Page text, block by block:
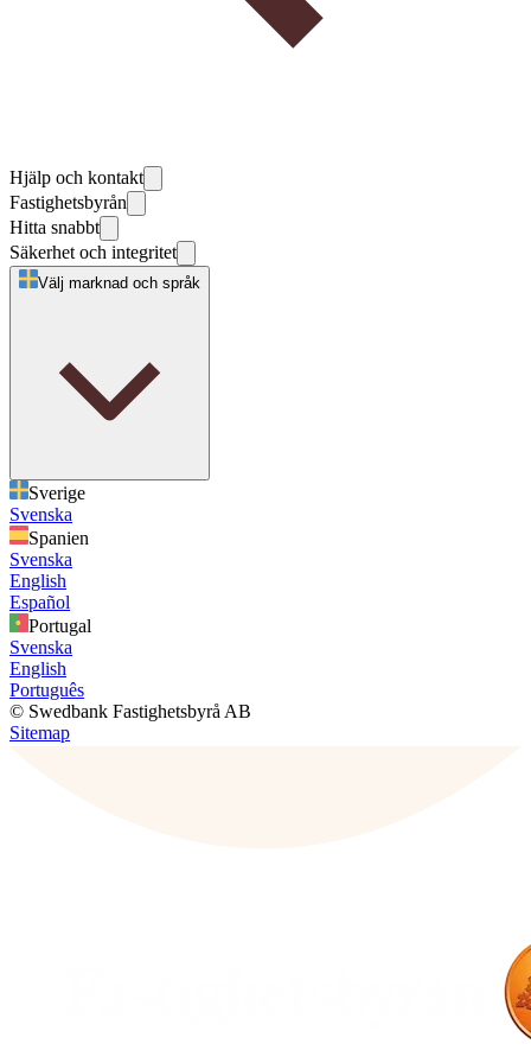
Hjälp och kontakt
Fastighetsbyrån
Hitta snabbt
Säkerhet och integritet
Välj marknad och språk
Sverige
Svenska
Spanien
Svenska
English
Español
Portugal
Svenska
English
Português
© Swedbank Fastighetsbyrå AB
Sitemap